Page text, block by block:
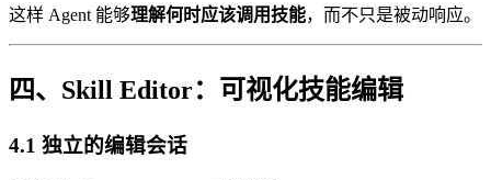
这样 Agent 能够理解何时应该调用技能，而不只是被动响应。
四、Skill Editor：可视化技能编辑
4.1 独立的编辑会话